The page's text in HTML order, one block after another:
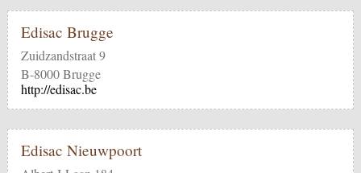
Edisac Brugge
Zuidzandstraat 9
B-8000 Brugge
http://edisac.be
Edisac Nieuwpoort